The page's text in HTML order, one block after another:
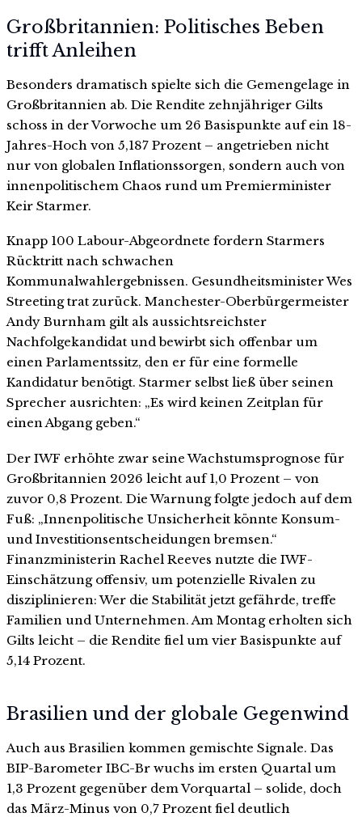
Großbritannien: Politisches Beben
trifft Anleihen
Besonders dramatisch spielte sich die Gemengelage in
Großbritannien ab. Die Rendite zehnjähriger Gilts
schoss in der Vorwoche um 26 Basispunkte auf ein 18-
Jahres-Hoch von 5,187 Prozent – angetrieben nicht
nur von globalen Inflationssorgen, sondern auch von
innenpolitischem Chaos rund um Premierminister
Keir Starmer.
Knapp 100 Labour-Abgeordnete fordern Starmers
Rücktritt nach schwachen
Kommunalwahlergebnissen. Gesundheitsminister Wes
Streeting trat zurück. Manchester-Oberbürgermeister
Andy Burnham gilt als aussichtsreichster
Nachfolgekandidat und bewirbt sich offenbar um
einen Parlamentssitz, den er für eine formelle
Kandidatur benötigt. Starmer selbst ließ über seinen
Sprecher ausrichten: „Es wird keinen Zeitplan für
einen Abgang geben.“
Der IWF erhöhte zwar seine Wachstumsprognose für
Großbritannien 2026 leicht auf 1,0 Prozent – von
zuvor 0,8 Prozent. Die Warnung folgte jedoch auf dem
Fuß: „Innenpolitische Unsicherheit könnte Konsum-
und Investitionsentscheidungen bremsen.“
Finanzministerin Rachel Reeves nutzte die IWF-
Einschätzung offensiv, um potenzielle Rivalen zu
disziplinieren: Wer die Stabilität jetzt gefährde, treffe
Familien und Unternehmen. Am Montag erholten sich
Gilts leicht – die Rendite fiel um vier Basispunkte auf
5,14 Prozent.
Brasilien und der globale Gegenwind
Auch aus Brasilien kommen gemischte Signale. Das
BIP-Barometer IBC-Br wuchs im ersten Quartal um
1,3 Prozent gegenüber dem Vorquartal – solide, doch
das März-Minus von 0,7 Prozent fiel deutlich